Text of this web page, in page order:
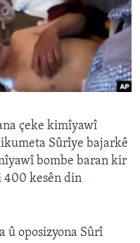
çeke kimîyawî
Sûrîye bajarkê
bombe baran kir
400 kesên din
û oposizyona Sûrî